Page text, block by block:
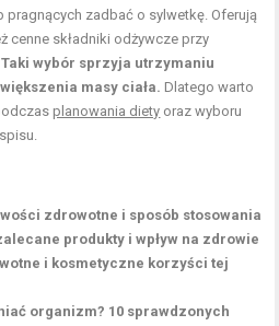
zadbać o sylwetkę. Oferują
cenne składniki odżywcze przy
Taki wybór sprzyja utrzymaniu
masy ciała. Dlatego warto
planowania diety oraz wyboru
zdrowotne i sposób stosowania
produkty i wpływ na zdrowie
i kosmetyczne korzyści tej
organizm? 10 sprawdzonych